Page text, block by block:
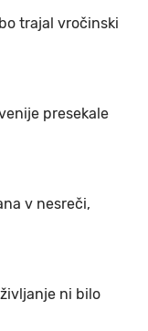
trajal vročinski
presekale
v nesreči,
ni bilo